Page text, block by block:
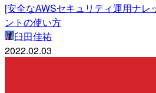
[安全なAWSセキュリティ運用ナレ
ントの使い方
臼田佳祐
2022.02.03